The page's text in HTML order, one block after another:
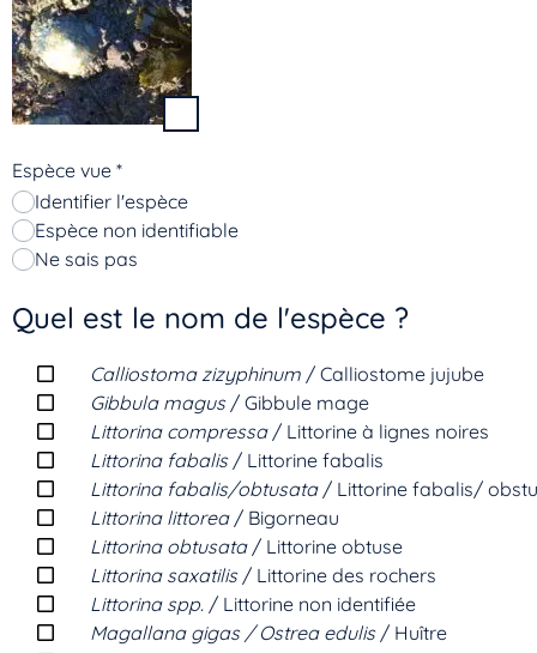
Espèce vue *
Identifier l'espèce
Espèce non identifiable
Ne sais pas
Quel est le nom de l'espèce ?
Calliostoma zizyphinum / Calliostome jujube
Gibbula magus/ Gibbule mage
Littorina compressa/ Littorine à lignes noires
Littorina fabalis/ Littorine fabalis
Littorina fabalis/obtusata/ Littorine fabalis/
Littorina littorea/ Bigorneau
Littorina obtusata/ Littorine obtuse
Littorina saxatilis/ Littorine des rochers
Littorina spp. / Littorine non identifiée
Magallana gigas / Ostrea edulis/ Huître